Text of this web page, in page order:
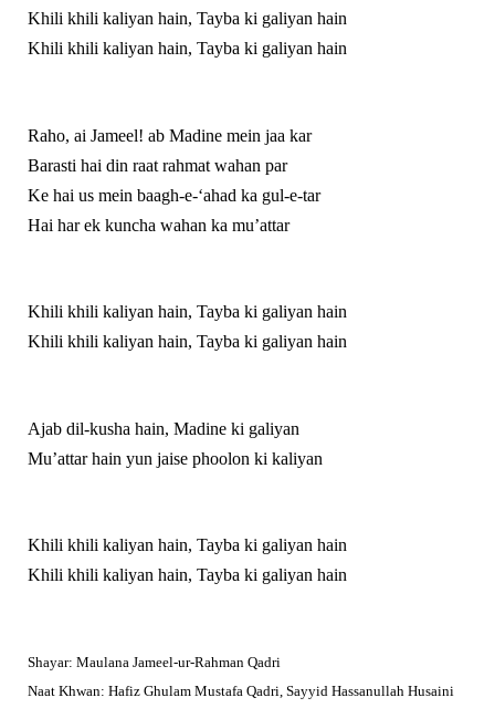
Khili khili kaliyan hain, Tayba ki galiyan hain
Khili khili kaliyan hain, Tayba ki galiyan hain
Raho, ai Jameel! ab Madine mein jaa kar
Barasti hai din raat rahmat wahan par
Ke hai us mein baagh-e-‘ahad ka gul-e-tar
Hai har ek kuncha wahan ka mu’attar
Khili khili kaliyan hain, Tayba ki galiyan hain
Khili khili kaliyan hain, Tayba ki galiyan hain
Ajab dil-kusha hain, Madine ki galiyan
Mu’attar hain yun jaise phoolon ki kaliyan
Khili khili kaliyan hain, Tayba ki galiyan hain
Khili khili kaliyan hain, Tayba ki galiyan hain
Shayar: Maulana Jameel-ur-Rahman Qadri
Naat Khwan: Hafiz Ghulam Mustafa Qadri, Sayyid Hassanullah Husaini